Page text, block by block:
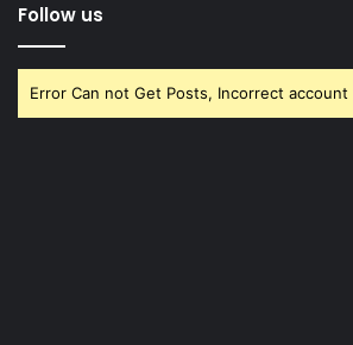
Follow us
Error Can not Get Posts, Incorrect account